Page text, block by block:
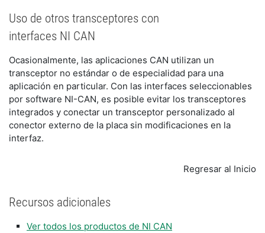
Uso de otros transceptores con
interfaces NI CAN
Ocasionalmente, las aplicaciones CAN utilizan un
transceptor no estándar o de especialidad para una
aplicación en particular. Con las interfaces seleccionables
por software NI-CAN, es posible evitar los transceptores
integrados y conectar un transceptor personalizado al
conector externo de la placa sin modificaciones en la
interfaz.
Regresar al Inicio
Recursos adicionales
Ver todos los productos de NI CAN